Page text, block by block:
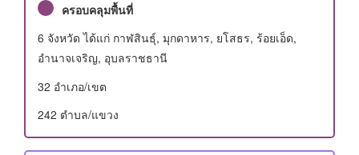
ครอบคลุมพื้นที่
6 จังหวัด ได้แก่ กาฬสินธุ์, มุกดาหาร, ยโสธร, ร้อยเอ็ด,
อำนาจเจริญ, อุบลราชธานี
32 อําเภอ/เขต
242 ตำบล/แขวง